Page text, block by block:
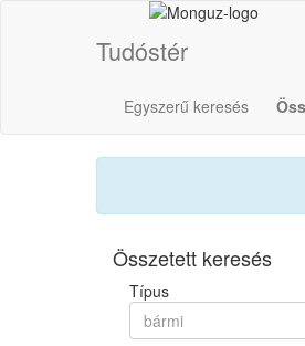
Tudóstér
Egyszerű keresés
Összetett keresés
Típus
bármi